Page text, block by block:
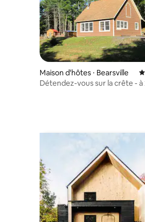
Maison d'hôtes ⋅ Bearsville
Détendez-vous sur la crête - à